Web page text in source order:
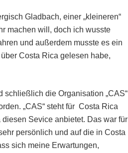
Gladbach, einer „kleineren“
machen will, doch ich wusste
und außerdem musste es ein
Costa Rica gelesen habe,
schließlich die Organisation „CAS“
„CAS“ steht für Costa Rica
Sevice anbietet. Das war für
persönlich und auf die in Costa
sich meine Erwartungen,